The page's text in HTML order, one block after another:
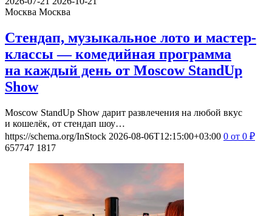
Москва Москва
Стендап, музыкальное лото и мастер-
классы — комедийная программа
на каждый день от Moscow StandUp
Show
Moscow StandUp Show дарит развлечения на любой вкус
и кошелёк, от стендап шоу…
https://schema.org/InStock 2026-08-06T12:15:00+03:00 0 от 0 ₽
657747 1817